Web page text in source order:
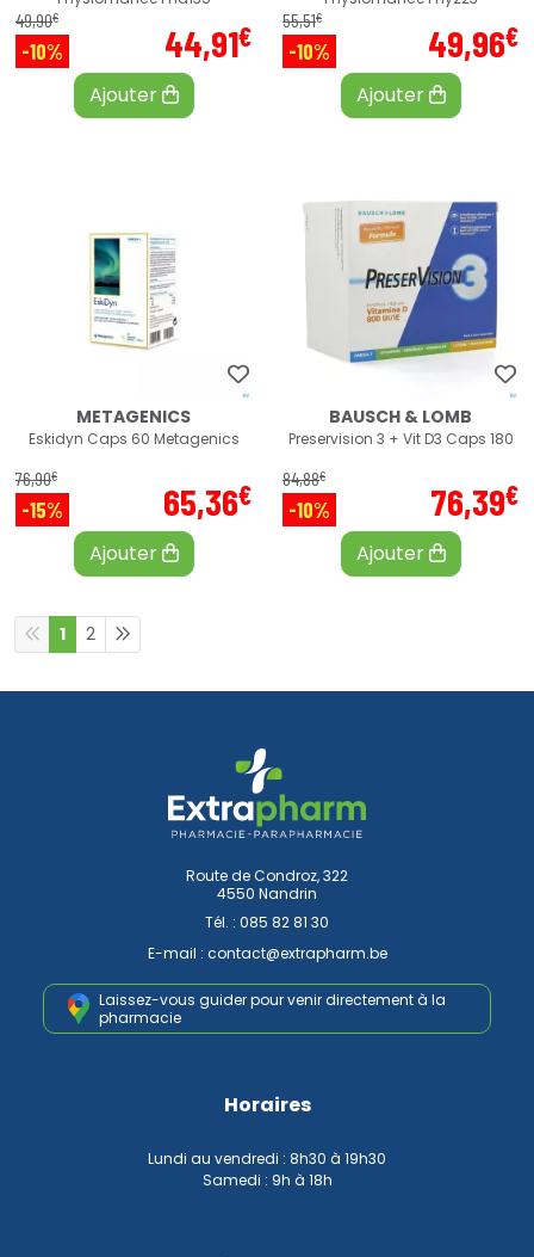
49,90€
-10% 44,91€
Ajouter
55,51€
-10% 49,96€
Ajouter
METAGENICS
Eskidyn Caps 60 Metagenics
76,90€
-15% 65,36€
Ajouter
BAUSCH & LOMB
Preservision 3 + Vit D3 Caps 180
84,88€
-10% 76,39€
Ajouter
1 2
Route de Condroz, 322
4550 Nandrin
Tél. : 085 82 81 30
E-mail : contact@extrapharm.be
Laissez-vous guider pour venirdirectement à la
pharmacie
Horaires
Lundi au vendredi : 8h30 à 19h30
Samedi : 9h à 18h